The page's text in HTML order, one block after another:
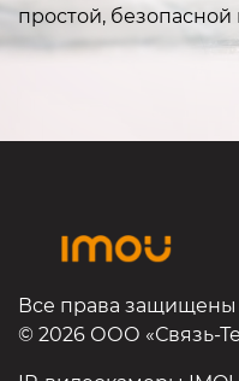
простой,
Все права защищены
© 2026 ООО «Связь-